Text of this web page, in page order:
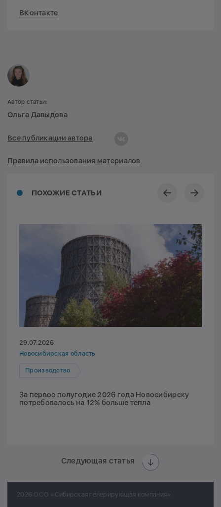
ВКонтакте
ПОХОЖИЕ СТАТЬИ
29.07.2026
Новосибирская область
Производство
За первое полугодие 2026 года Новосибирску
потребовалось на 12% больше тепла
Следующая статья
Автор статьи:
Ольга Давыдова
Все публикации автора
Правила использования материалов
2026 ООО «Сибирская генерирующая компания»